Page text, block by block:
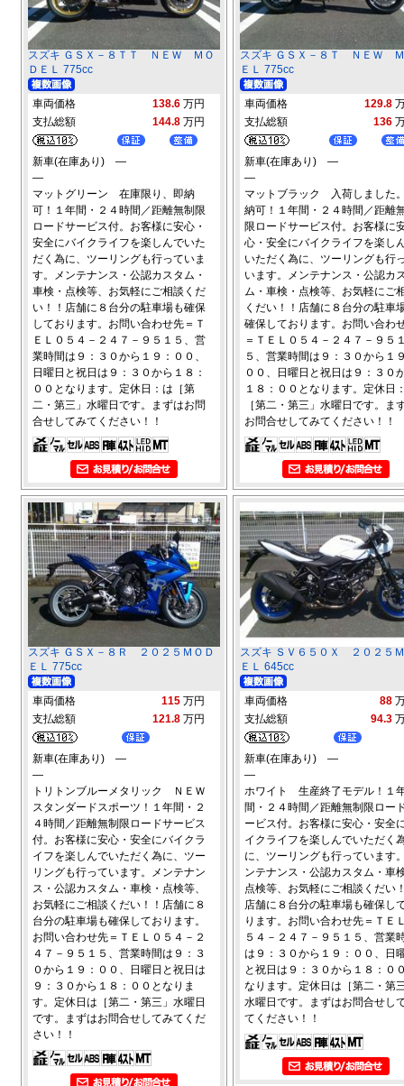
スズキ ＧＳＸ－８ＴＴ ＮＥＷ ＭＯ
ＤＥＬ 775cc
車両価格 138.6 万円
支払総額
144.8 万円
新車(在庫あり) ―
―
マットグリーン 在庫限り、即納
可！１年間・２４時間／距離無制限
ロードサービス付。お客様に安心・
安全にバイクライフを楽しんでいた
だく為に、ツーリングも行っていま
す。メンテナンス・公認カスタム・
車検・点検等、お気軽にご相談くだ
い！！店舗に８台分の駐車場も確保
しております。お問い合わせ先＝Ｔ
ＥＬ０５４－２４７－９５１５、営
業時間は９：３０から１９：００、
日曜日と祝日は９：３０から１８：
００となります。定休日：は［第
二・第三」水曜日です。まずはお問
合せしてみてください！！
スズキ ＧＳＸ－８Ｔ ＮＥＷ
ＥＬ 775cc
車両価格 129.8
支払総額
136
新車(在庫あり) ―
―
マットブラック 入荷しました
納可！１年間・２４時間／距離
限ロードサービス付。お客様に
心・安全にバイクライフを楽し
いただく為に、ツーリングも行
います。メンテナンス・公認カ
ム・車検・点検等、お気軽にご
くだい！！店舗に８台分の駐車
確保しております。お問い合わ
＝ＴＥＬ０５４－２４７－９５
５、営業時間は９：３０から１
００、日曜日と祝日は９：３０
１８：００となります。定休日
［第二・第三」水曜日です。ま
お問合せしてみてください！！
スズキ ＧＳＸ－８Ｒ ２０２５ＭＯＤ
ＥＬ 775cc
車両価格 115 万円
支払総額
121.8 万円
新車(在庫あり) ―
―
トリトンブルーメタリック ＮＥＷ
スタンダードスポーツ！１年間・２
４時間／距離無制限ロードサービス
付。お客様に安心・安全にバイクラ
イフを楽しんでいただく為に、ツー
リングも行っています。メンテナン
ス・公認カスタム・車検・点検等、
お気軽にご相談くだい！！店舗に８
台分の駐車場も確保しております。
お問い合わせ先＝ＴＥＬ０５４－２
４７－９５１５、営業時間は９：３
０から１９：００、日曜日と祝日は
９：３０から１８：００となりま
す。定休日は［第二・第三」水曜日
です。まずはお問合せしてみてくだ
さい！！
スズキ ＳＶ６５０Ｘ ２０２５
ＥＬ 645cc
車両価格 88
支払総額
94.3
新車(在庫あり) ―
―
ホワイト 生産終了モデル！１
間・２４時間／距離無制限ロー
ービス付。お客様に安心・安全
イクライフを楽しんでいただく
に、ツーリングも行っています
ンテナンス・公認カスタム・車
点検等、お気軽にご相談くだい
店舗に８台分の駐車場も確保し
ります。お問い合わせ先＝ＴＥ
５４－２４７－９５１５、営業
は９：３０から１９：００、日
と祝日は９：３０から１８：０
なります。定休日は［第二・第
水曜日です。まずはお問合せし
てください！！